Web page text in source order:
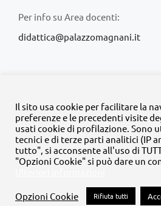
Per info su Area docenti:
didattica@palazzomagnani.it
© Copyright 2020 -2026 | Tutti i
progetto dellaFondazione
Facebook
Il sito usa cookie per facilitare la
preferenze e le precedenti visite
usati cookie di profilazione. Sono
tecnici e di terze parti analitici (IP
tutto", si acconsente all'uso di
"Opzioni Cookie" si può dare un
Opzioni Cookie Rifiuta tutti